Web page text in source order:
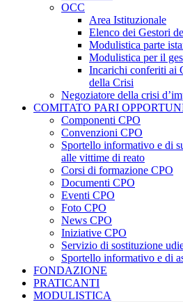
OCC
Area Istituzionale
Elenco dei Gestori
Modulistica parte
Modulistica per il
Incarichi conferiti ai
della Crisi
Negoziatore della crisi
COMITATO PARI
Componenti CPO
Convenzioni CPO
Sportello informativo e di
alle vittime di reato
Corsi di formazione CPO
Documenti CPO
Eventi CPO
Foto CPO
News CPO
Iniziative CPO
Servizio di sostituzione
Sportello informativo e di
FONDAZIONE
PRATICANTI
MODULISTICA